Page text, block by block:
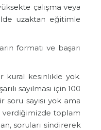
çalışma veya
uzaktan eğitimle
formatı ve başarı
kural kesinlikle yok.
sayılması için 100
sayısı yok ama
verdiğimizde toplam
soruları sindirerek